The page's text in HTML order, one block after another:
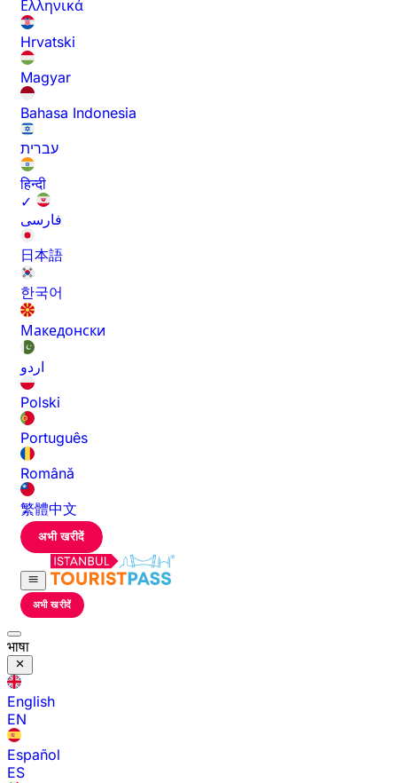
Ελληνικά
Hrvatski
Magyar
Bahasa Indonesia
עברית
हिन्दी
✓
فارسی
日本語
한국어
Македонски
اردو
Polski
Português
Română
繁體中文
अभी खरीदें
अभी खरीदें
भाषा
English
EN
Español
ES